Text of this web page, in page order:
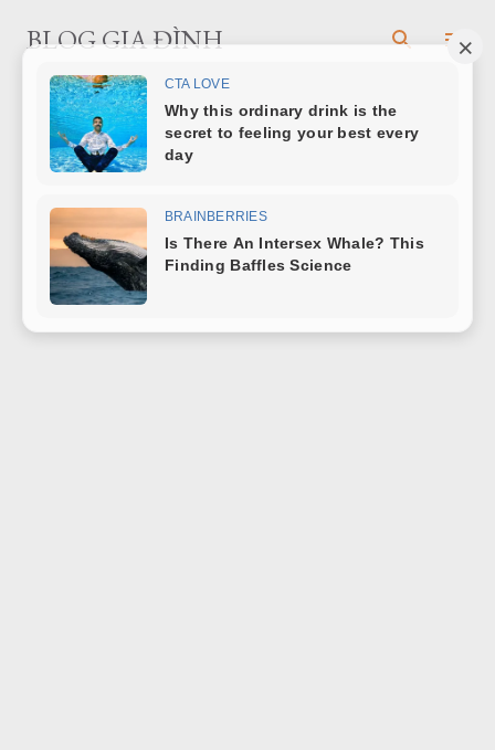
Chuyển đến nội dung chính
BLOG GIA ĐÌNH